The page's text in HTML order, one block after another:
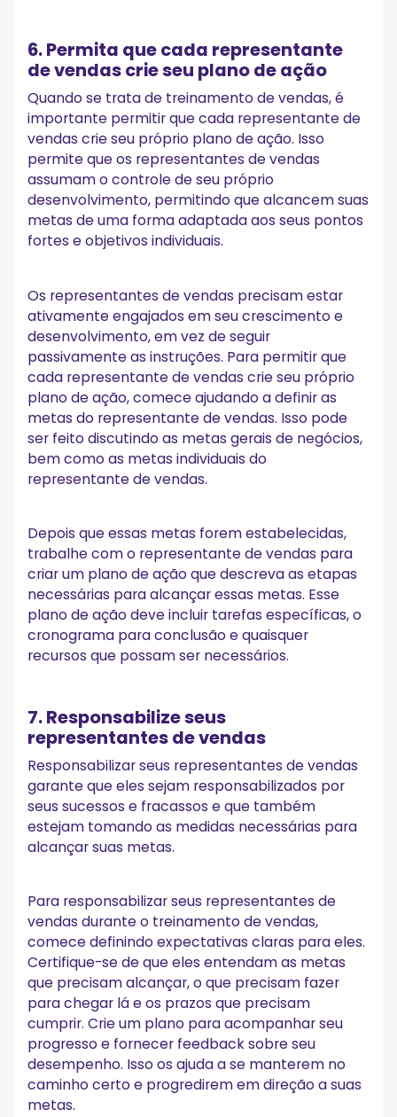
6. Permita que cada representante
de vendas crie seu plano de ação
Quando se trata de treinamento de vendas, é
importante permitir que cada representante de
vendas crie seu próprio plano de ação. Isso
permite que os representantes de vendas
assumam o controle de seu próprio
desenvolvimento, permitindo que alcancem suas
metas de uma forma adaptada aos seus pontos
fortes e objetivos individuais.
Os representantes de vendas precisam estar
ativamente engajados em seu crescimento e
desenvolvimento, em vez de seguir
passivamente as instruções. Para permitir que
cada representante de vendas crie seu próprio
plano de ação, comece ajudando a definir as
metas do representante de vendas. Isso pode
ser feito discutindo as metas gerais de negócios,
bem como as metas individuais do
representante de vendas.
Depois que essas metas forem estabelecidas,
trabalhe com o representante de vendas para
criar um plano de ação que descreva as etapas
necessárias para alcançar essas metas. Esse
plano de ação deve incluir tarefas específicas, o
cronograma para conclusão e quaisquer
recursos que possam ser necessários.
7. Responsabilize seus
representantes de vendas
Responsabilizar seus representantes de vendas
garante que eles sejam responsabilizados por
seus sucessos e fracassos e que também
estejam tomando as medidas necessárias para
alcançar suas metas.
Para responsabilizar seus representantes de
vendas durante o treinamento de vendas,
comece definindo expectativas claras para eles.
Certifique-se de que eles entendam as metas
que precisam alcançar, o que precisam fazer
para chegar lá e os prazos que precisam
cumprir. Crie um plano para acompanhar seu
progresso e fornecer feedback sobre seu
desempenho. Isso os ajuda a se manterem no
caminho certo e progredirem em direção a suas
metas.